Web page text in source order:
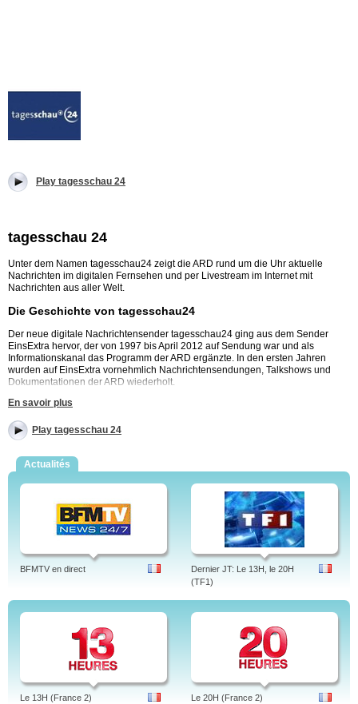
Play tagesschau 24
tagesschau 24
Unter dem Namen tagesschau24 zeigt die ARD rund um die Uhr aktuelle
Nachrichten im digitalen Fernsehen und per Livestream im Internet mit
Nachrichten aus aller Welt.
Die Geschichte von tagesschau24
Der neue digitale Nachrichtensender tagesschau24 ging aus dem Sender
EinsExtra hervor, der von 1997 bis April 2012 auf Sendung war und als
Informationskanal das Programm der ARD ergänzte. In den ersten Jahren
wurden auf EinsExtra vornehmlich Nachrichtensendungen, Talkshows und
Dokumentationen der ARD wiederholt.
Durch die zunehmende Konkurrenz aktueller Nachrichtensender wie n24 und
mit stündlich aktualisierten Ausgaben der Tagesschau und dem Wetterbericht.
Im April 2012 wurde der Sender in tagesschau24 umbenannt um seinen
tagesschau24 zeigt weiterhin keine selbstproduzierten Sendungen sondern
übernimmt die Tagesschau aus der ARD sowie die beliebten
Regionalnachrichten der Dritten Programme, Talkshows aus dem Ersten,
Hintergrundberichte und Dokumentationen.
tagesschau24 ist im digitalen Kabel und digitalem Satellitenfernsehen zu
sehen, sowie als Livestream rund um die Uhr auf der Website der Tagesschau.
Die beliebtesten Programme von tagesschau24:
Tagesthemen
ARD-Mittagsmagazin
ARD-Morgenmagazin
Aktuelle Stunde (WDR)
Landesschau Baden-Württemberg (SWR)
Landesschau Rheinland-Pfalz (SWR)
Buten un binnen (Radio Bremen)
Berliner Abendschau (rbb)
Der Aktuelle Bericht (SR)
En savoir plus
Play tagesschau 24
Actualités
BFMTV en direct
Dernier JT: Le 13H, le 20H
(TF1)
Le 13H (France 2) Le 20H (France 2)